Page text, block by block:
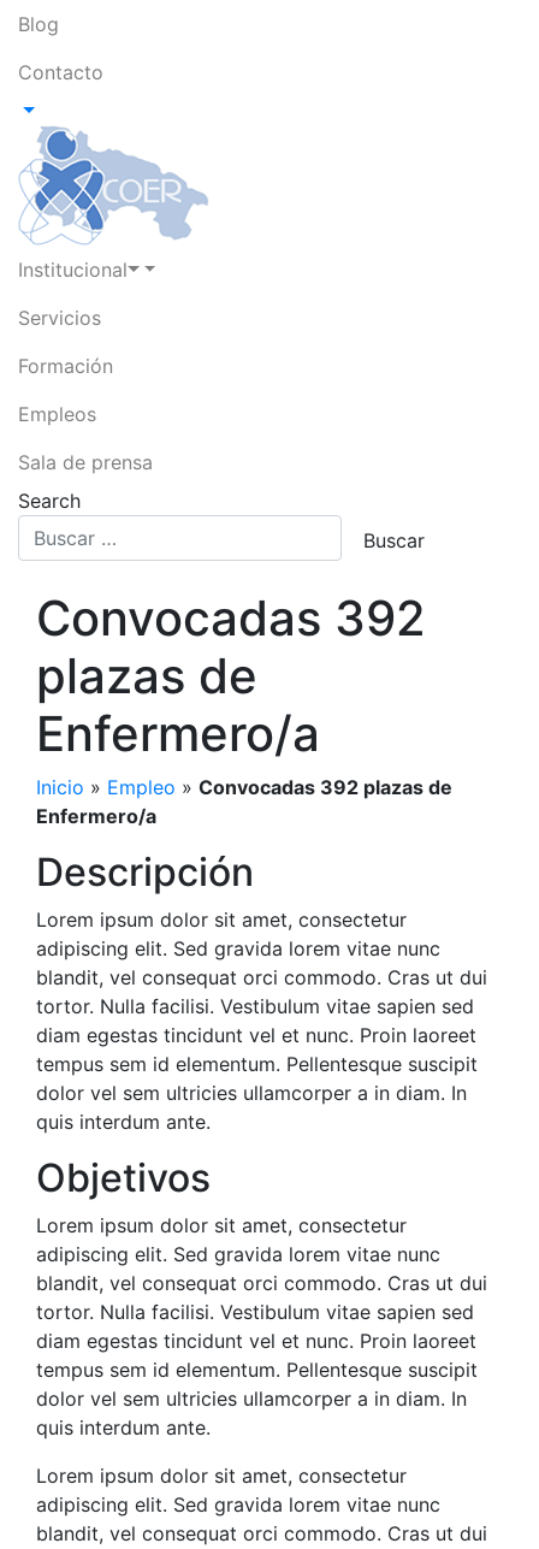
Blog
Contacto
Institucional
Servicios
Formación
Empleos
Sala de prensa
Search
Convocadas 392
plazas de
Enfermero/a
Inicio » Empleo » Convocadas 392 plazas de
Enfermero/a
Descripción
Lorem ipsum dolor sit amet, consectetur
adipiscing elit. Sed gravida lorem vitae nunc
blandit, vel consequat orci commodo. Cras ut dui
tortor. Nulla facilisi. Vestibulum vitae sapien sed
diam egestas tincidunt vel et nunc. Proin laoreet
tempus sem id elementum. Pellentesque suscipit
dolor vel sem ultricies ullamcorper a in diam. In
quis interdum ante.
Objetivos
Lorem ipsum dolor sit amet, consectetur
adipiscing elit. Sed gravida lorem vitae nunc
blandit, vel consequat orci commodo. Cras ut dui
tortor. Nulla facilisi. Vestibulum vitae sapien sed
diam egestas tincidunt vel et nunc. Proin laoreet
tempus sem id elementum. Pellentesque suscipit
dolor vel sem ultricies ullamcorper a in diam. In
quis interdum ante.
Lorem ipsum dolor sit amet, consectetur
adipiscing elit. Sed gravida lorem vitae nunc
blandit, vel consequat orci commodo. Cras ut dui